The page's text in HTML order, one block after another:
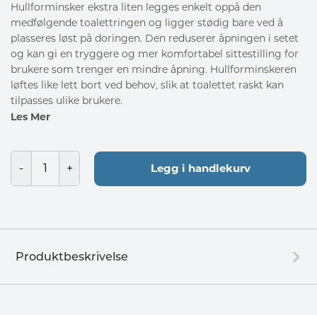
Hullforminsker ekstra liten legges enkelt oppå den
medfølgende toalett­ringen og ligger stødig bare ved å
plasseres løst på doringen. Den reduserer åpningen i setet
og kan gi en tryggere og mer komfortabel sittestilling for
brukere som trenger en mindre åpning. Hullforminskeren
løftes like lett bort ved behov, slik at toalettet raskt kan
tilpasses ulike brukere.
Les Mer
Legg i handlekurv
Produktbeskrivelse